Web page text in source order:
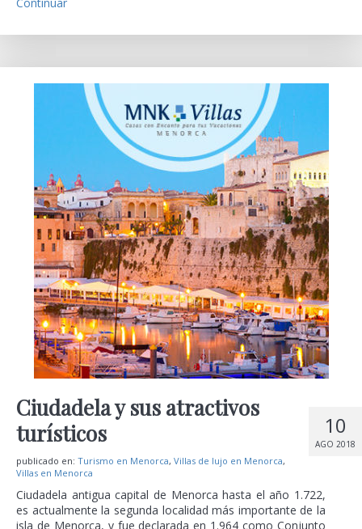
10
AGO 2018
Ciudadela y sus atractivos
turísticos
publicado en: Turismo en Menorca, Villas de lujo en Menorca,
Villas en Menorca
Ciudadela antigua capital de Menorca hasta el año 1.722,
es actualmente la segunda localidad más importante de la
isla de Menorca, y fue declarada en 1.964 como Conjunto